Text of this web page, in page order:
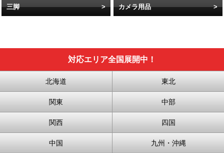
三脚 カメラ用品
対応エリア全国展開中！
北海道 東北
関東 中部
関西 四国
中国 九州・沖縄